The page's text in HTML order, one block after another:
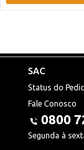
SAC
Status do
Fale Conosco
0800
Segunda à